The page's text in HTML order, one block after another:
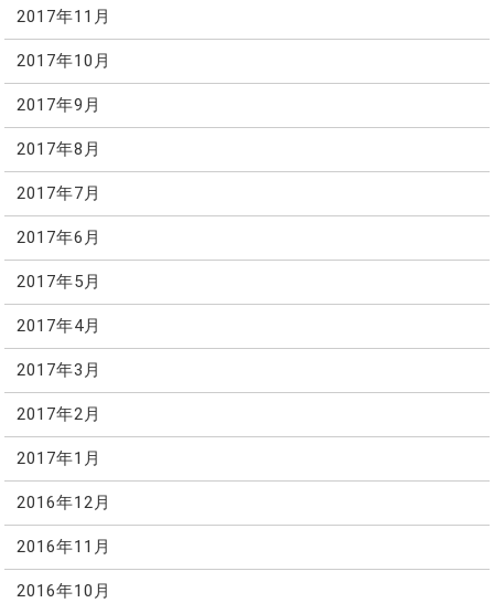
2017年11月
2017年10月
2017年9月
2017年8月
2017年7月
2017年6月
2017年5月
2017年4月
2017年3月
2017年2月
2017年1月
2016年12月
2016年11月
2016年10月